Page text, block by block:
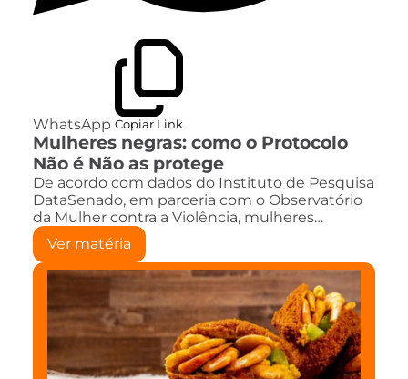
WhatsApp Copiar Link
Mulheres negras: como o Protocolo
Não é Não as protege
De acordo com dados do Instituto de Pesquisa
DataSenado, em parceria com o Observatório
da Mulher contra a Violência, mulheres…
Ver matéria